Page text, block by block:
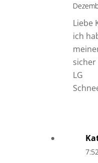
Liebe
ich
sicher
LG